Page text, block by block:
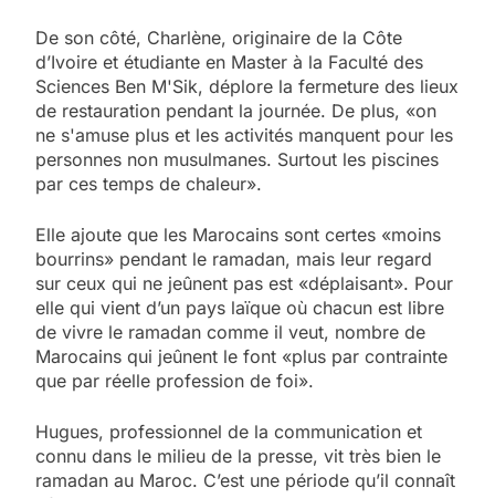
De son côté, Charlène, originaire de la Côte
d’Ivoire et étudiante en Master à la Faculté des
Sciences Ben M'Sik, déplore la fermeture des lieux
de restauration pendant la journée. De plus, «on
ne s'amuse plus et les activités manquent pour les
personnes non musulmanes. Surtout les piscines
par ces temps de chaleur».
Elle ajoute que les Marocains sont certes «moins
bourrins» pendant le ramadan, mais leur regard
sur ceux qui ne jeûnent pas est «déplaisant». Pour
elle qui vient d’un pays laïque où chacun est libre
de vivre le ramadan comme il veut, nombre de
Marocains qui jeûnent le font «plus par contrainte
que par réelle profession de foi».
Hugues, professionnel de la communication et
connu dans le milieu de la presse, vit très bien le
ramadan au Maroc. C’est une période qu’il connaît